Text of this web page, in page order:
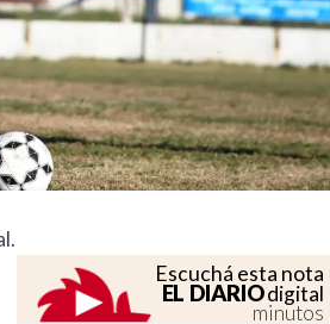
Escuchá esta nota
EL DIARIOdigital
minutos